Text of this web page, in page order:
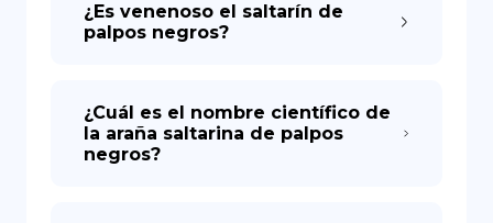
¿Es venenoso el saltarín de
palpos negros?
¿Cuál es el nombre científico de
la araña saltarina de palpos
negros?